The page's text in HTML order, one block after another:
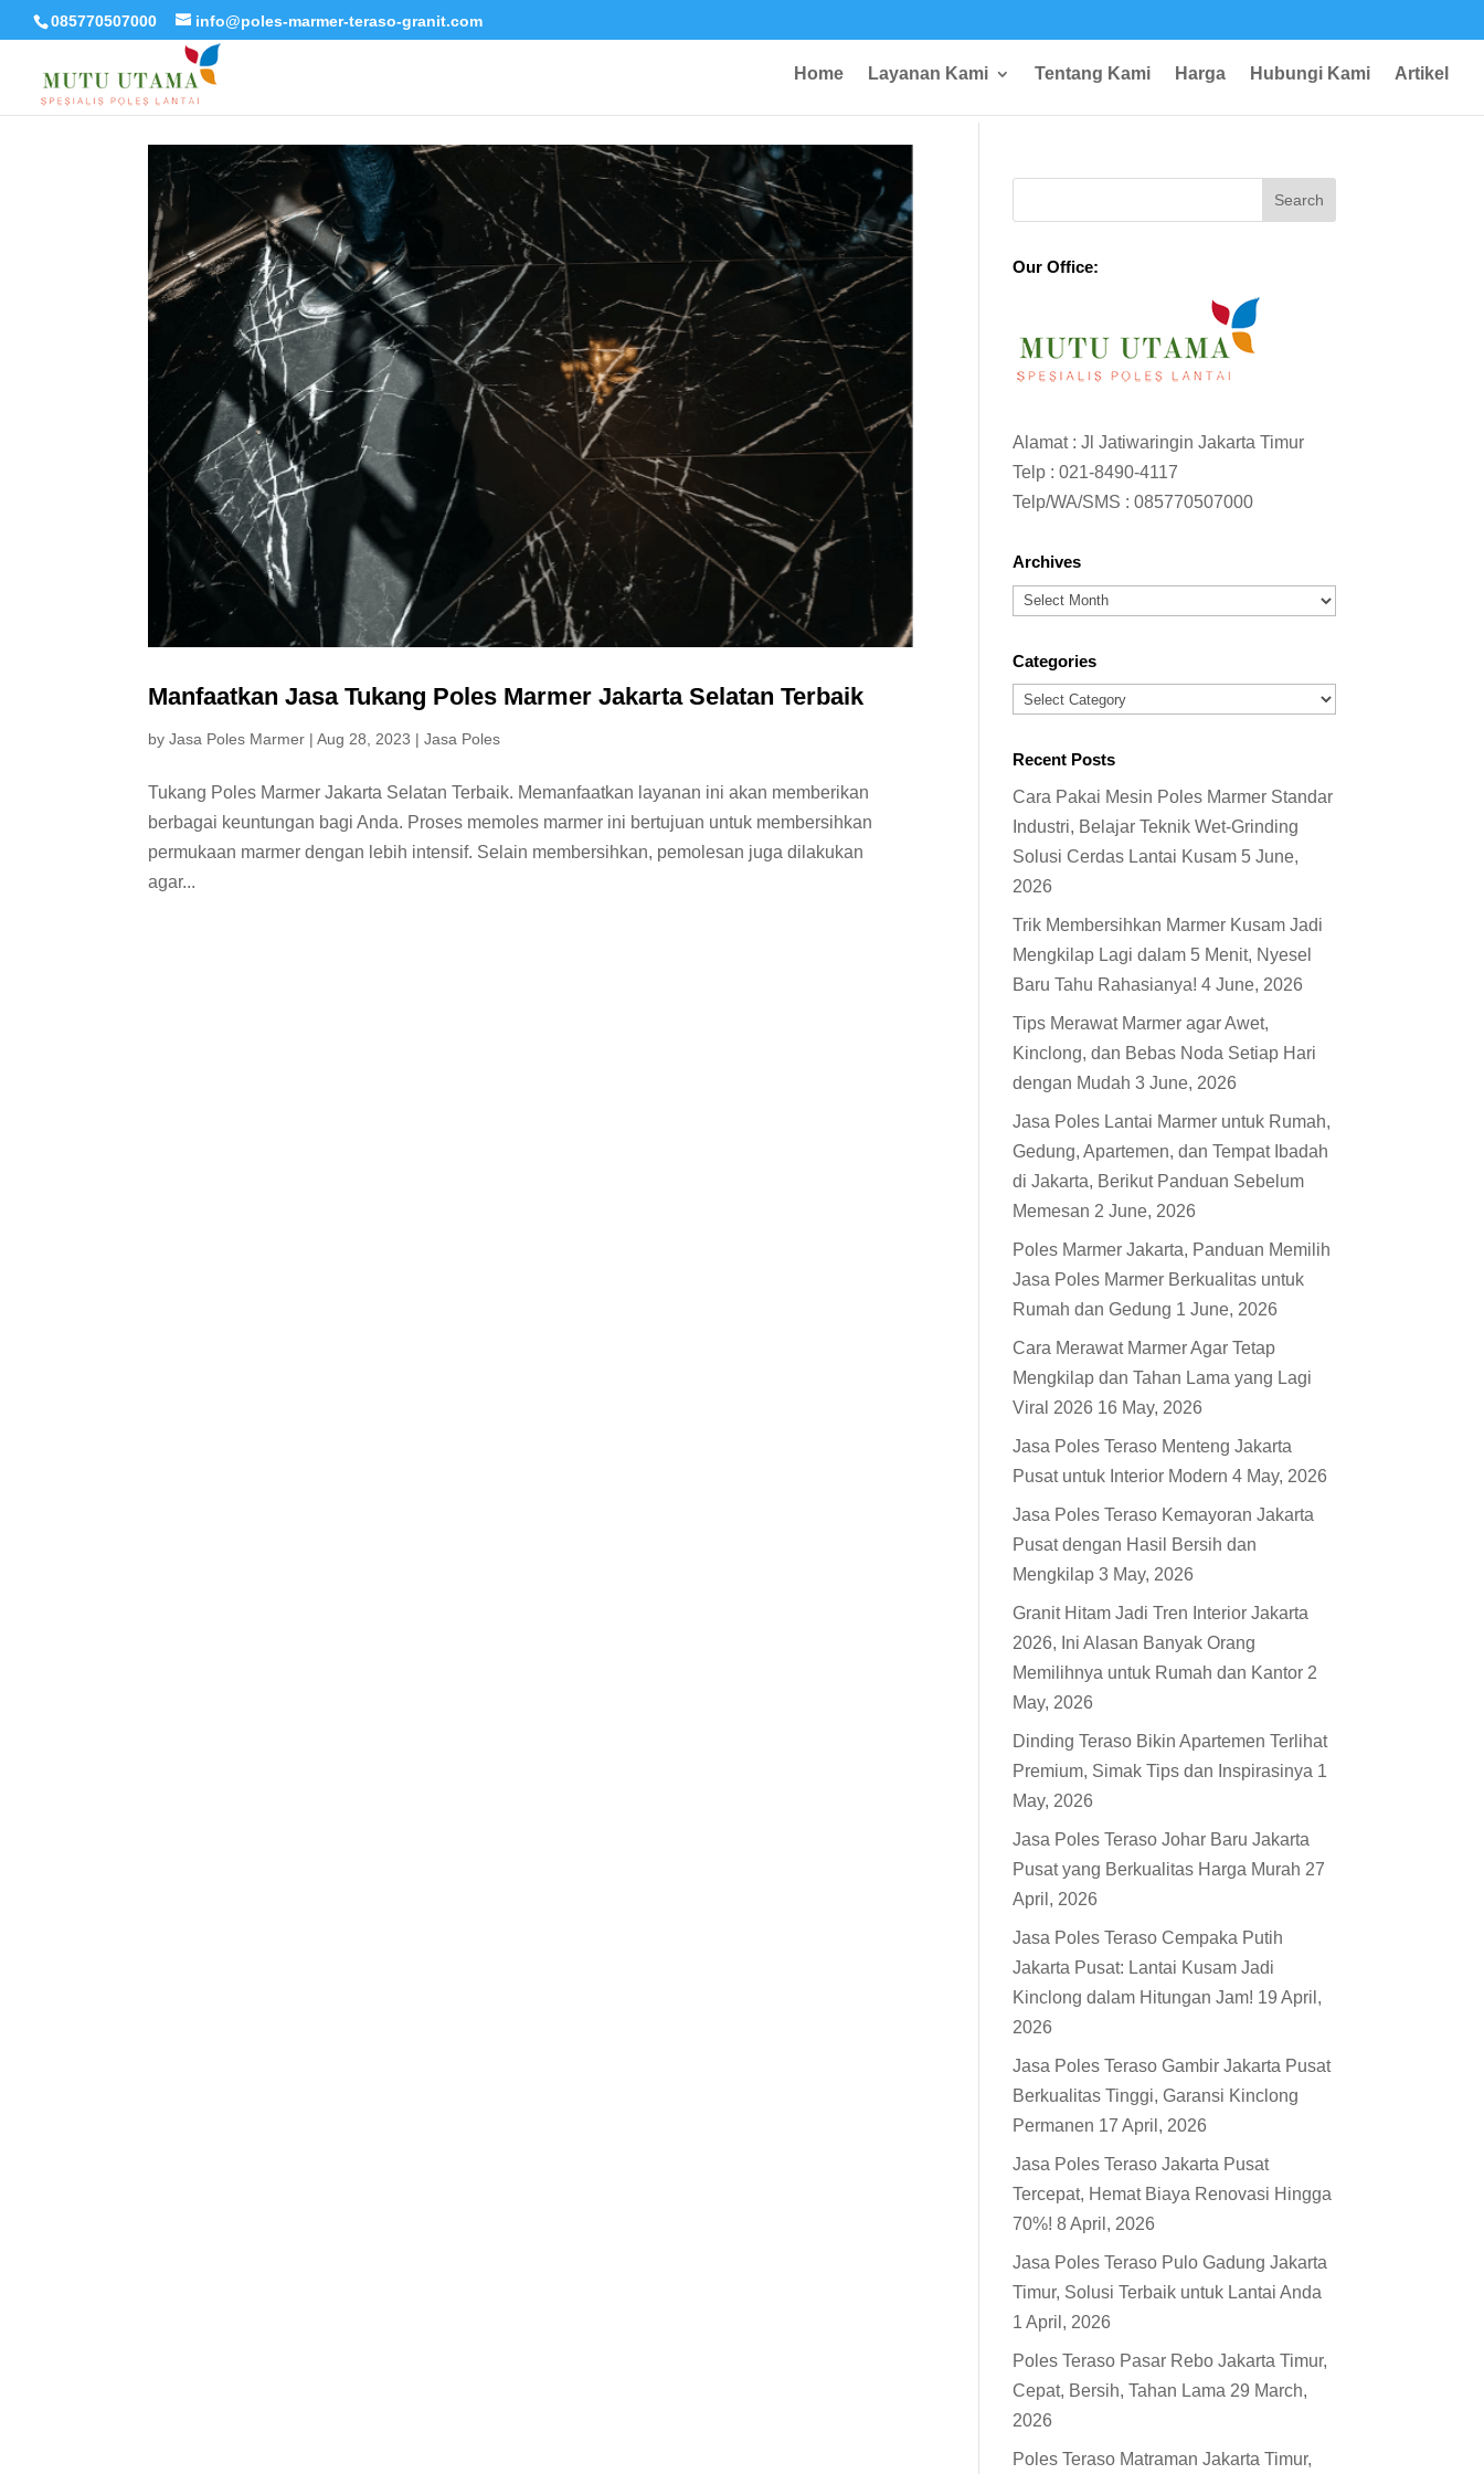
085770507000 info@poles-marmer-teraso-granit.com
Home Layanan Kami Tentang Kami Harga Hubungi Kami Artikel
Manfaatkan Jasa Tukang Poles Marmer Jakarta Selatan Terbaik
byJasa Poles Marmer |Aug 28, 2023 |Jasa Poles
Tukang Poles Marmer Jakarta Selatan Terbaik. Memanfaatkan layanan ini akan memberikan
berbagai keuntungan bagi Anda. Proses memoles marmer ini bertujuan untuk membersihkan
permukaan marmer dengan lebih intensif. Selain membersihkan, pemolesan juga dilakukan
agar...
Our Office:
Alamat : Jl Jatiwaringin Jakarta Timur
Telp :021-8490-4117
Telp/WA/SMS :085770507000
Archives
Archives
Categories
Categories
Recent Posts
Cara Pakai Mesin Poles Marmer Standar
Industri, Belajar Teknik Wet-Grinding
Solusi Cerdas Lantai Kusam 5 June,
2026
Trik Membersihkan Marmer Kusam Jadi
Mengkilap Lagi dalam 5 Menit, Nyesel
Baru Tahu Rahasianya! 4 June, 2026
Tips Merawat Marmer agar Awet,
Kinclong, dan Bebas Noda Setiap Hari
dengan Mudah 3 June, 2026
Jasa Poles Lantai Marmer untuk Rumah,
Gedung, Apartemen, dan Tempat Ibadah
di Jakarta, Berikut Panduan Sebelum
Memesan 2 June, 2026
Poles Marmer Jakarta, Panduan Memilih
Jasa Poles Marmer Berkualitas untuk
Rumah dan Gedung 1 June, 2026
Cara Merawat Marmer Agar Tetap
Mengkilap dan Tahan Lama yang Lagi
Viral 2026 16 May, 2026
Jasa Poles Teraso Menteng Jakarta
Pusat untuk Interior Modern 4 May, 2026
Jasa Poles Teraso Kemayoran Jakarta
Pusat dengan Hasil Bersih dan
Mengkilap 3 May, 2026
Granit Hitam Jadi Tren Interior Jakarta
2026, Ini Alasan Banyak Orang
Memilihnya untuk Rumah dan Kantor 2
May, 2026
Dinding Teraso Bikin Apartemen Terlihat
Premium, Simak Tips dan Inspirasinya 1
May, 2026
Jasa Poles Teraso Johar Baru Jakarta
Pusat yang Berkualitas Harga Murah 27
April, 2026
Jasa Poles Teraso Cempaka Putih
Jakarta Pusat: Lantai Kusam Jadi
Kinclong dalam Hitungan Jam! 19 April,
2026
Jasa Poles Teraso Gambir Jakarta Pusat
Berkualitas Tinggi, Garansi Kinclong
Permanen 17 April, 2026
Jasa Poles Teraso Jakarta Pusat
Tercepat, Hemat Biaya Renovasi Hingga
70%! 8 April, 2026
Jasa Poles Teraso Pulo Gadung Jakarta
Timur, Solusi Terbaik untuk Lantai Anda
1 April, 2026
Poles Teraso Pasar Rebo Jakarta Timur,
Cepat, Bersih, Tahan Lama 29 March,
2026
Poles Teraso Matraman Jakarta Timur,